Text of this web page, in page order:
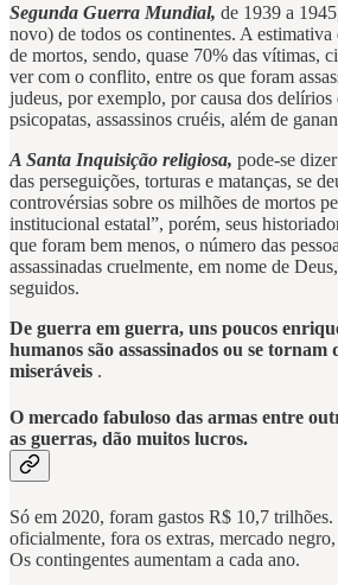
Segunda Guerra Mundial, de 1939 a
novo) de todos os continentes. A estimativa
de mortos, sendo, quase 70% das vítimas,
ver com o conflito, entre os que foram
judeus, por exemplo, por causa dos delírios
psicopatas, assassinos cruéis, além de
A Santa Inquisição religiosa, pode-se
das perseguições, torturas e matanças, se
controvérsias sobre os milhões de mortos
institucional estatal”, porém, seus
que foram bem menos, o número das
assassinadas cruelmente, em nome de
seguidos.
De guerra em guerra, uns poucos
humanos são assassinados ou se tornam
miseráveis .
O mercado fabuloso das armas entre
as guerras, dão muitos lucros.
Só em 2020, foram gastos R$ 10,7 trilhões.
oficialmente, fora os extras, mercado
Os contingentes aumentam a cada ano.